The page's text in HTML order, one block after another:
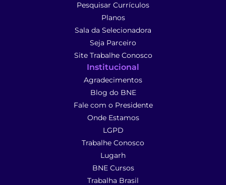
Pesquisar Currículos
Planos
Sala da Selecionadora
Seja Parceiro
Site Trabalhe Conosco
Institucional
Agradecimentos
Blog do BNE
Fale com o Presidente
Onde Estamos
LGPD
Trabalhe Conosco
Lugarh
BNE Cursos
Trabalha Brasil